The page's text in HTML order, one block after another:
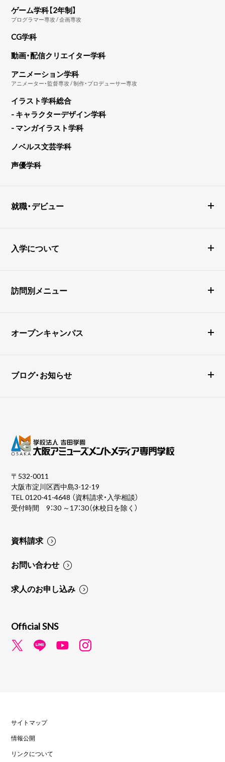
ゲーム学科【2年制】
プログラマー専攻 / 企画専攻
CG学科
動画・配信クリエイター学科
アニメーション学科
アニメーター・監督専攻 / 制作・プロデューサー専攻
イラスト学科総合
- キャラクターデザイン学科
- マンガイラスト学科
ノベルス文芸学科
声優学科
就職・デビュー
入学について
訪問別メニュー
オープンキャンパス
ブログ・お知らせ
〒532-0011
大阪市淀川区西中島3-12-19
TEL0120-41-4648 （資料請求・入学相談）
受付時間 9：30 ～17：30（休校日を除く）
資料請求
お問い合わせ
求人のお申し込み
Official SNS
サイトマップ
情報公開
リンクについて